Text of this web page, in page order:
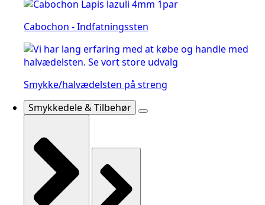
Cabochon - Indfatningssten
Smykke/halvædelsten på streng
Smykkedele & Tilbehør